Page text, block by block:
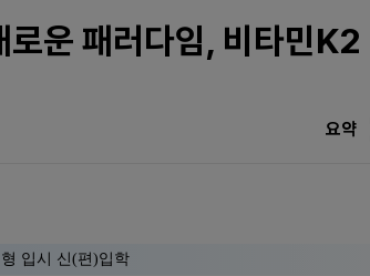
운 패러다임, 비타민K2
요약
입시 신(편)입학